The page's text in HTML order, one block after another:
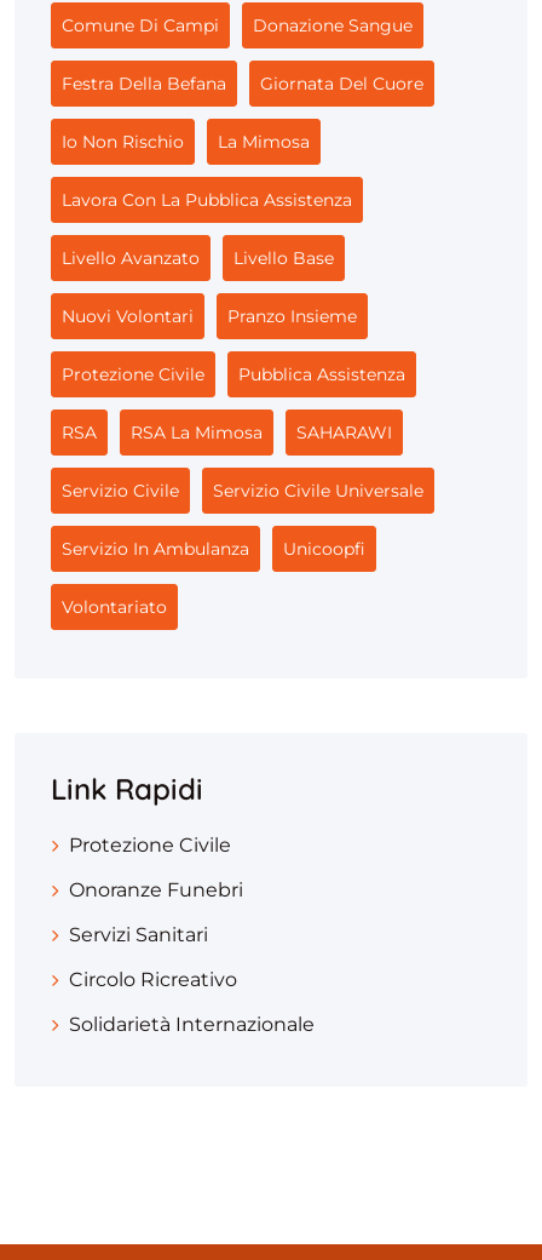
Comune Di Campi Donazione Sangue
Festra Della Befana Giornata Del Cuore
Io Non Rischio La Mimosa
Lavora Con La Pubblica Assistenza
Livello Avanzato Livello Base
Nuovi Volontari Pranzo Insieme
Protezione Civile Pubblica Assistenza
RSA RSA La Mimosa SAHARAWI
Servizio Civile Servizio Civile Universale
Servizio In Ambulanza Unicoopfi
Volontariato
Link Rapidi
Protezione Civile
Onoranze Funebri
Servizi Sanitari
Circolo Ricreativo
Solidarietà Internazionale